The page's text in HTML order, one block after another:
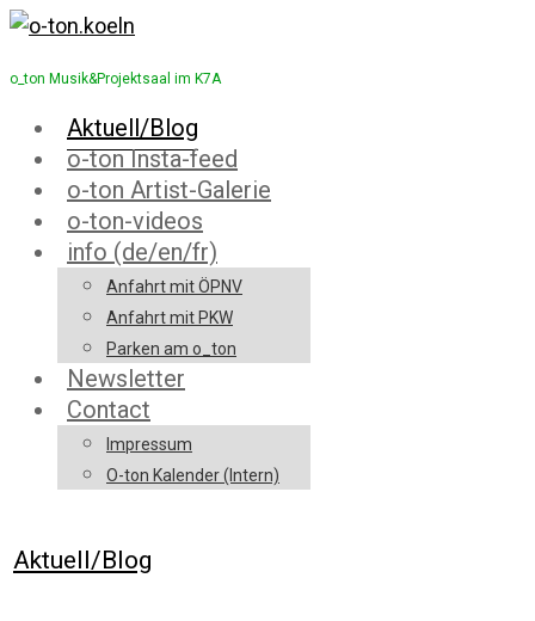
o_ton Musik&Projektsaal im K7A
Aktuell/Blog
o-ton Insta-feed
o-ton Artist-Galerie
o-ton-videos
info (de/en/fr)
Anfahrt mit ÖPNV
Anfahrt mit PKW
Parken am o_ton
Newsletter
Contact
Impressum
O-ton Kalender (Intern)
Aktuell/Blog